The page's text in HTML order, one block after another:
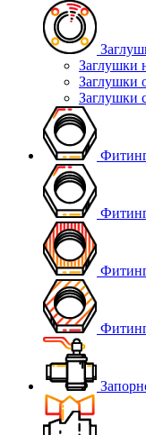
Заглушки
Заглушки
Заглушки